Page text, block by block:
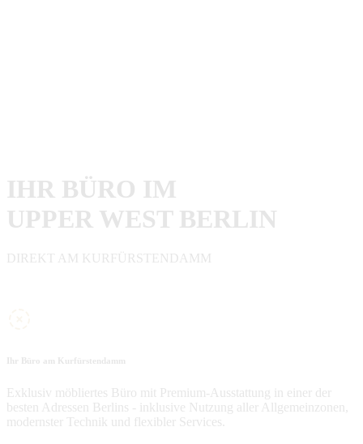
IHR BÜRO IM
UPPER WEST BERLIN
DIREKT AM KURFÜRSTENDAMM
Ihr Büro am Kurfürstendamm
Exklusiv möbliertes Büro mit Premium-Ausstattung in einer der
besten Adressen Berlins - inklusive Nutzung aller Allgemeinzonen,
modernster Technik und flexibler Services.